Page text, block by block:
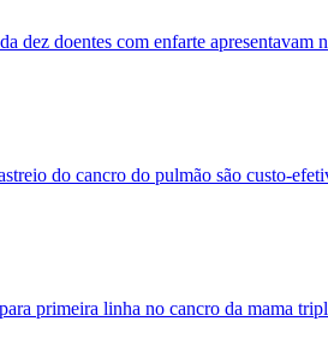
dez doentes com enfarte
do cancro do pulmão são custo-
primeira linha no cancro da mama